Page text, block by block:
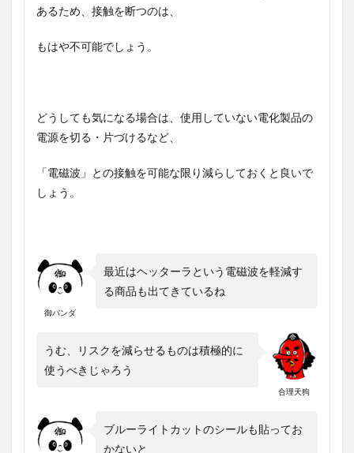
あるため、接触を断つのは、
もはや不可能でしょう。
どうしても気になる場合は、使用していない電化製品の
電源を切る・片づけるなど、
「電磁波」との接触を可能な限り減らしておくと良いで
しょう。
御パンダ
最近はヘッターラという電磁波を軽減す
る商品も出てきているね
合理天狗
うむ、リスクを減らせるものは積極的に
使うべきじゃろう
ブルーライトカットのシールも貼ってお
かないと